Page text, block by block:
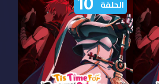
الحلقة